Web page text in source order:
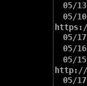
05/
05/
05/
05/
05/
http://
05/